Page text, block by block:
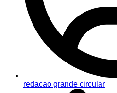
redacao grande circular